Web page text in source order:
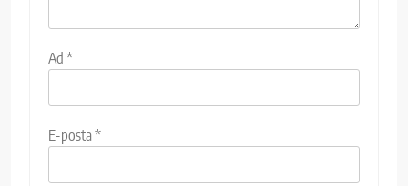
Ad *
E-posta*